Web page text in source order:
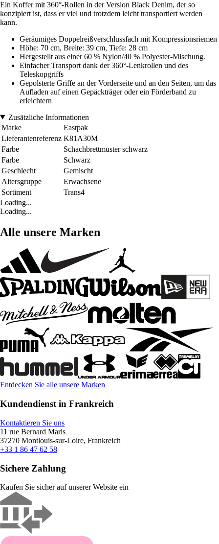
Ein Koffer mit 360°-Rollen in der Version Black Denim, der so
konzipiert ist, dass er viel und trotzdem leicht transportiert werden
kann.
Geräumiges Doppelreißverschlussfach mit Kompressionsriemen
Höhe: 70 cm, Breite: 39 cm, Tiefe: 28 cm
Hergestellt aus einer 60 % Nylon/40 % Polyester-Mischung.
Einfacher Transport dank der 360°-Lenkrollen und des
Teleskopgriffs
Gepolsterte Griffe an der Vorderseite und an den Seiten, um das
Aufladen auf einen Gepäckträger oder ein Förderband zu
erleichtern
Zusätzliche Informationen
Marke
Eastpak
Lieferantenreferenz K81A30M
Farbe
Schachbrettmuster schwarz
Farbe
Schwarz
Geschlecht
Gemischt
Altersgruppe
Erwachsene
Sortiment
Trans4
Loading...
Loading...
Alle unsere Marken
Entdecken Sie alle unsere Marken
Kundendienst in Frankreich
Kontaktieren Sie uns
11 rue Bernard Maris
37270 Montlouis-sur-Loire, Frankreich
+33 1 86 47 62 58
Sichere Zahlung
Kaufen Sie sicher auf unserer Website ein